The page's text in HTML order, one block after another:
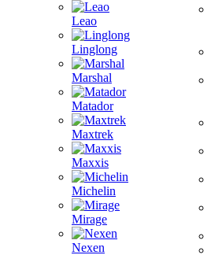
Leao
Linglong
Marshal
Matador
Maxtrek
Maxxis
Michelin
Mirage
Nexen